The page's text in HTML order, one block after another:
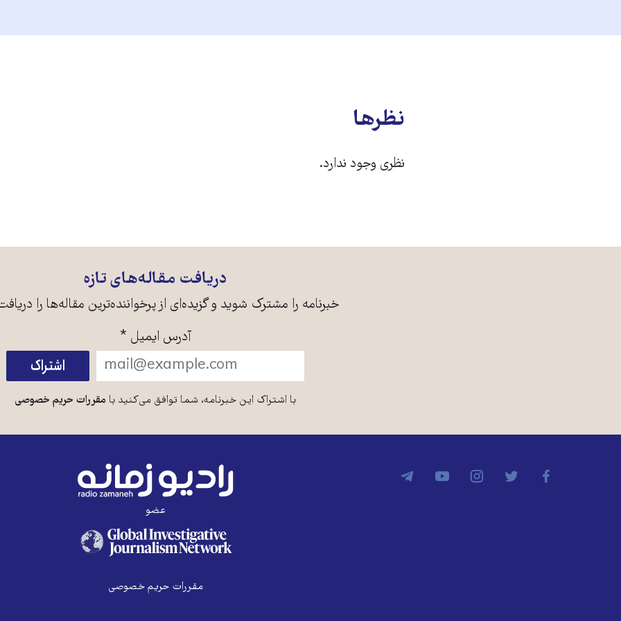
نظرها
نظری وجود ندارد.
دریافت مقاله‌های تازه
خبرنامه را مشترک شوید و گزیده‌ای از پرخواننده‌ترین مقاله‌ها را
آدرس ایمیل *
با اشتراک این خبرنامه، شما توافق می‌کنید با مقررات حریم خصوصی
عضو
مقررات حریم خصوصی